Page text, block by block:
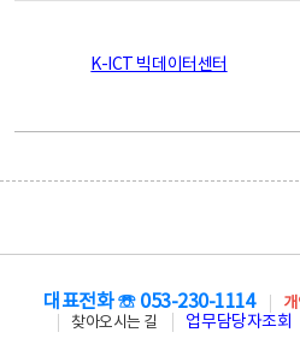
K-ICT 빅데이터센터
대표전화 ☏ 053-230-1114
찾아오시는 길
업무담당자조회